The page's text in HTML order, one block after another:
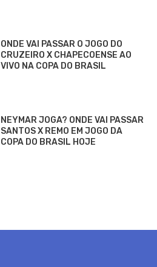
ONDE VAI PASSAR O JOGO DO
CRUZEIRO X CHAPECOENSE AO
VIVO NA COPA DO BRASIL
NEYMAR JOGA? ONDE VAI PASSAR
SANTOS X REMO EM JOGO DA
COPA DO BRASIL HOJE